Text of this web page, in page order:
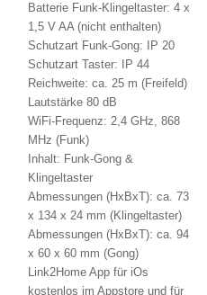
Batterie Funk-Klingeltaster: 4 x
1,5 V AA (nicht enthalten)
Schutzart Funk-Gong: IP 20
Schutzart Taster: IP 44
Reichweite: ca. 25 m (Freifeld)
Lautstärke 80 dB
WiFi-Frequenz: 2,4 GHz, 868
MHz (Funk)
Inhalt: Funk-Gong &
Klingeltaster
Abmessungen (HxBxT): ca. 73
x 134 x 24 mm (Klingeltaster)
Abmessungen (HxBxT): ca. 94
x 60 x 60 mm (Gong)
Link2Home App für iOs
kostenlos im Appstore und für